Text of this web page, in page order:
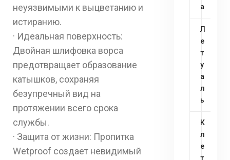
неуязвимыми к выцветанию и
истиранию.
· Идеальная поверхность:
Двойная шлифовка ворса
предотвращает образование
катышков, сохраняя
безупречный вид на
протяжении всего срока
службы.
· Защита от жизни: Пропитка
Wetproof создает невидимый
а
Л
е
т
у
а
л
ь
К
л
е
т